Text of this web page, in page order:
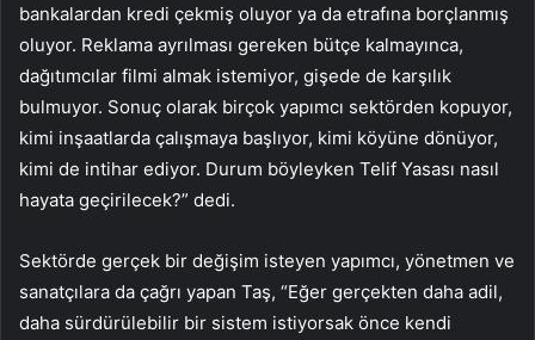
bankalardan kredi çekmiş oluyor ya da etrafına borçlanmış
oluyor. Reklama ayrılması gereken bütçe kalmayınca,
dağıtımcılar filmi almak istemiyor, gişede de karşılık
bulmuyor. Sonuç olarak birçok yapımcı sektörden kopuyor,
kimi inşaatlarda çalışmaya başlıyor, kimi köyüne dönüyor,
kimi de intihar ediyor. Durum böyleyken Telif Yasası nasıl
hayata geçirilecek?” dedi.
Sektörde gerçek bir değişim isteyen yapımcı, yönetmen ve
sanatçılara da çağrı yapan Taş, “Eğer gerçekten daha adil,
daha sürdürülebilir bir sistem istiyorsak önce kendi